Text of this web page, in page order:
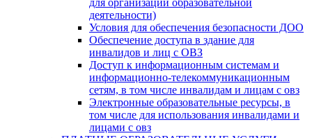
деятельности)
Условия для обеспечения безопасности ДОО
Обеспечение доступа в здание для
инвалидов и лиц с ОВЗ
Доступ к информационным системам и
информационно-телекоммуникационным
сетям, в том числе инвалидам и лицам с овз
Электронные образовательные ресурсы, в
том числе для использования инвалидами и
лицами с овз